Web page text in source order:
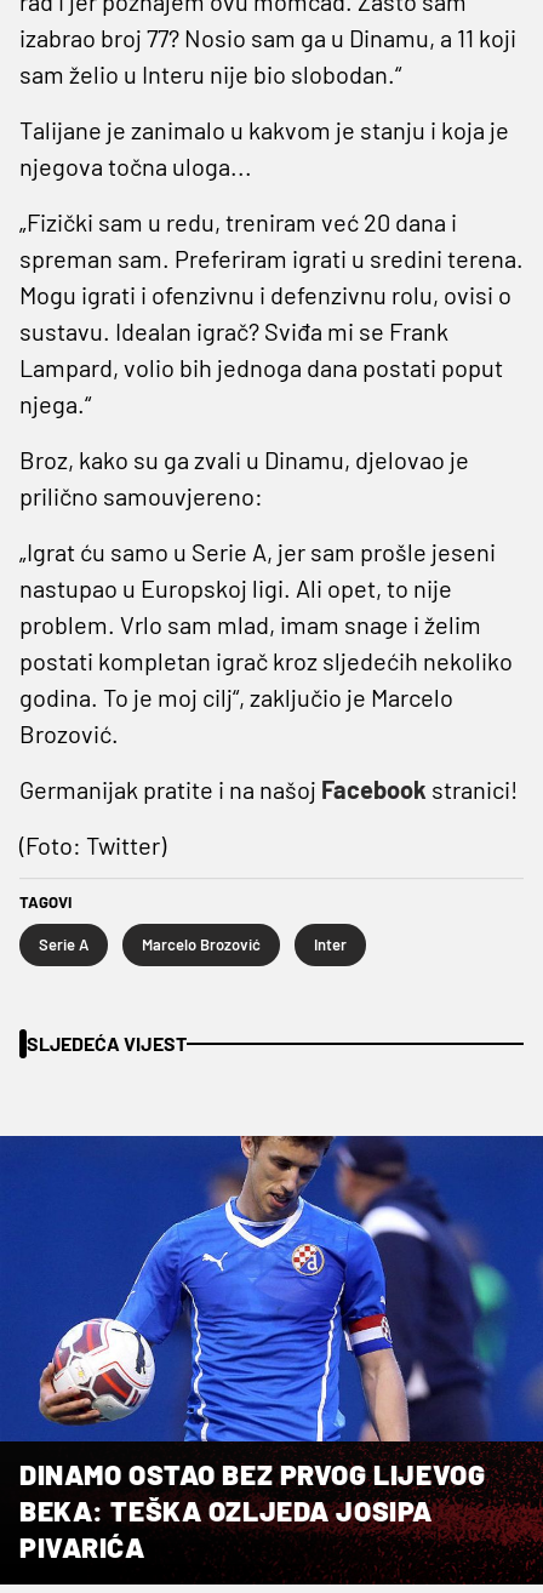
izabrao broj 77? Nosio sam ga u Dinamu, a 11 koji
sam želio u Interu nije bio slobodan.“
Talijane je zanimalo u kakvom je stanju i koja je
njegova točna uloga...
„Fizički sam u redu, treniram već 20 dana i
spreman sam. Preferiram igrati u sredini terena.
Mogu igrati i ofenzivnu i defenzivnu rolu, ovisi o
sustavu. Idealan igrač? Sviđa mi se Frank
Lampard, volio bih jednoga dana postati poput
njega.“
Broz, kako su ga zvali u Dinamu, djelovao je
prilično samouvjereno:
„Igrat ću samo u Serie A, jer sam prošle jeseni
nastupao u Europskoj ligi. Ali opet, to nije
problem. Vrlo sam mlad, imam snage i želim
postati kompletan igrač kroz sljedećih nekoliko
godina. To je moj cilj“, zaključio je Marcelo
Brozović.
Germanijak pratite i na našoj Facebook stranici!
(Foto: Twitter)
TAGOVI
Serie A Marcelo Brozović Inter
SLJEDEĆA VIJEST
DINAMO OSTAO BEZ PRVOG LIJEVOG
BEKA: TEŠKA OZLJEDA JOSIPA
PIVARIĆA